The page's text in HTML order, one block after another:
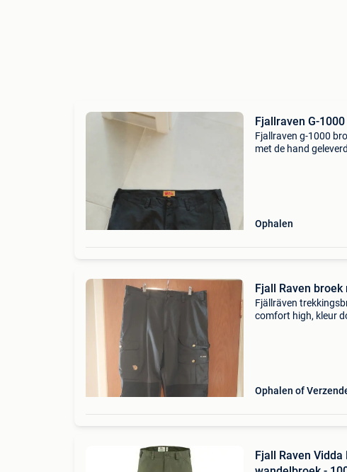
Fjallraven G-
Fjallraven g-1000
met de hand
Ophalen
Fjall Raven broek
Fjällräven
comfort high, kleur
Ophalen of
Fjall Raven